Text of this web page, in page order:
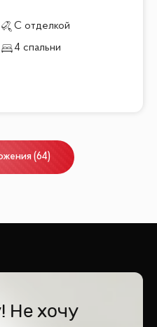
С отделкой
4 спальни
(64)
Не хочу